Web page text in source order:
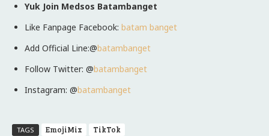
Yuk Join Medsos Batambanget
Like Fanpage Facebook: batam banget
Add Official Line:@batambanget
Follow Twitter: @batambanget
Instagram: @batambanget
TAGS EmojiMix TikTok